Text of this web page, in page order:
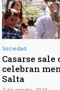
Sociedad
Casarse sale
celebran
Salta